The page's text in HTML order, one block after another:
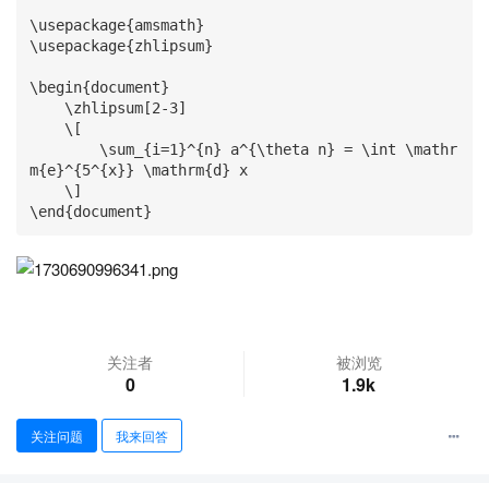
\usepackage{amsmath}
\usepackage{zhlipsum}
\begin{document}
m{e}^{5^{x}} \mathrm{d} x
\end{document}
关注者
0
被浏览
1.9k
关注问题 我来回答